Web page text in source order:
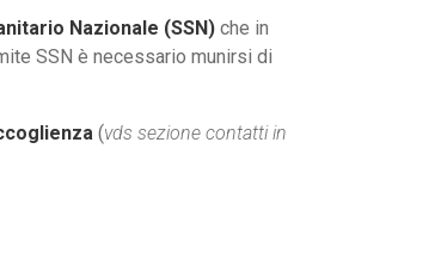
Nazionale (SSN) che in
SSN è necessario munirsi di
(vds sezione contatti in